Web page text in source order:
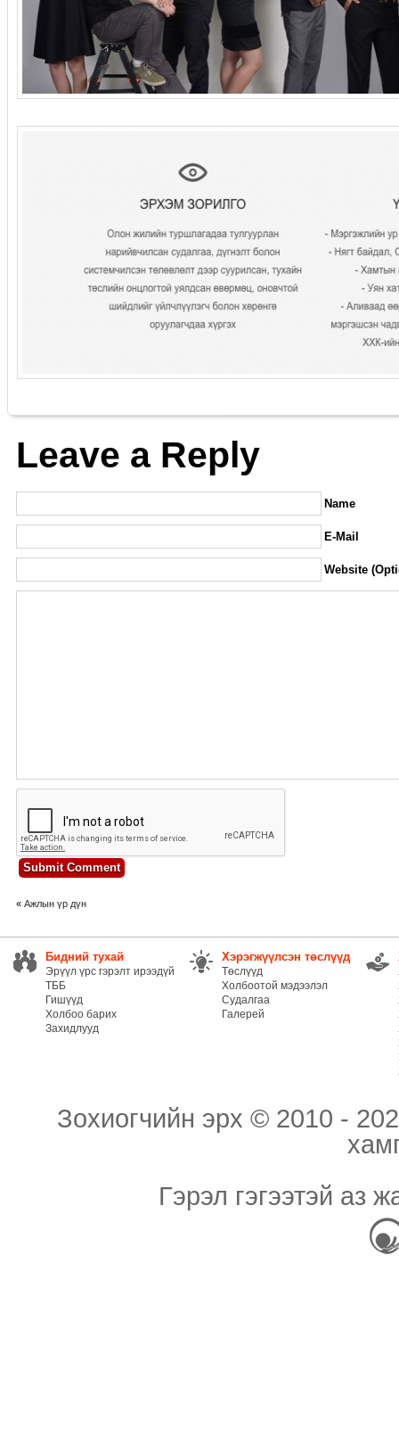
Leave a Reply
Name
E-Mail
Website
« Ажлын үр дүн
Бидний тухай
Эрүүл үрс гэрэлт ирээдүй
ТББ
Гишүүд
Холбоо барих
Захидлууд
Хэрэгжүүлсэн төслүүд
Төслүүд
Холбоотой мэдээлэл
Судалгаа
Галерей
Зохиогчийн эрх © 2010 -
Гэрэл гэгээтэй аз